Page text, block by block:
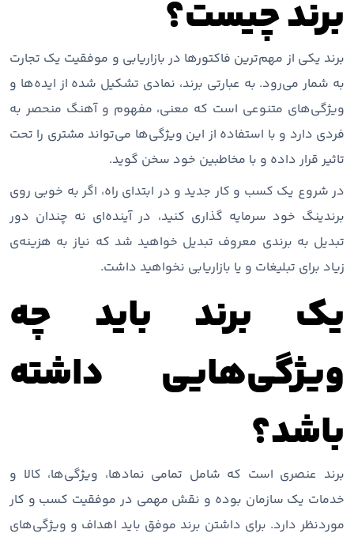
برند چیست؟
برند یکی از مهم‌ترین فاکتورها در بازاریابی و موفقیت یک تجارت
به شمار می‌رود. به عبارتی برند، نمادی تشکیل شده از ایده‌ها و
ویژگی‌های متنوعی است که معنی، مفهوم و آهنگ منحصر به
فردی دارد و با استفاده از این ویژگی‌ها می‌تواند مشتری را تحت
تاثیر قرار داده و با مخاطبین خود سخن گوید.
در شروع یک کسب و کار جدید و در ابتدای راه، اگر به خوبی روی
برندینگ خود سرمایه گذاری کنید، در آینده‌ای نه چندان دور
تبدیل به برندی معروف تبدیل خواهید شد که نیاز به هزینه‌ی
زیاد برای تبلیغات و یا بازاریابی نخواهید داشت.
یک برند باید چه
ویژگی‌هایی داشته
باشد؟
برند عنصری است که شامل تمامی نمادها، ویژگی‌ها، کالا و
خدمات یک سازمان بوده و نقش مهمی در موفقیت کسب و کار
موردنظر دارد. برای داشتن برند موفق باید اهداف و ویژگی‌های